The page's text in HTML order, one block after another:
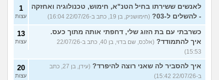
לאנשים ששירתו בחיל הטנ"א, חימוש, טכנולוגיה ואחזקה
- להשלים ל-03?
(חימושניק, בן 19, כתב ב-22/07/26 16:04)
1
עצות
כשרבתי עם בת הזוג שלי, דחפתי אותה מתוך כעס.
איך להתמודד?
(אלכס, שם בדוי, בן 40, כתב ב-22/07/26
15:53)
13
עצות
איך להסביר לה שאני רוצה להיפרד?
(עידן, בן 27, כתב
ב-22/07/26 15:42)
20
עצות